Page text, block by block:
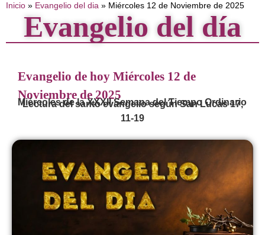
Inicio » Evangelio del dia » Miércoles 12 de Noviembre de 2025
Evangelio del día
Evangelio de hoy Miércoles 12 de
Noviembre de 2025
Miércoles de la XXXII Semana del Tiempo Ordinario
Lectura del santo evangelio según San Lucas 17,
11-19